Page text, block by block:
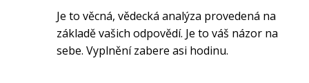
Je to věcná, vědecká analýza provedená na
základě vašich odpovědí. Je to váš názor na
sebe. Vyplnění zabere asi hodinu.